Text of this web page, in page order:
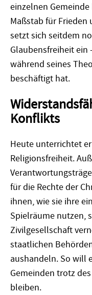
einzelnen
Maßstab für Frieden
setzt sich seitdem
Glaubensfreiheit ein
während seines
beschäftigt hat.
Konflikts
Heute unterrichtet
Religionsfreiheit.
für die Rechte der
ihnen, wie sie ihre
Spielräume nutzen,
Zivilgesellschaft
staatlichen
aushandeln. So will
Gemeinden trotz
bleiben.